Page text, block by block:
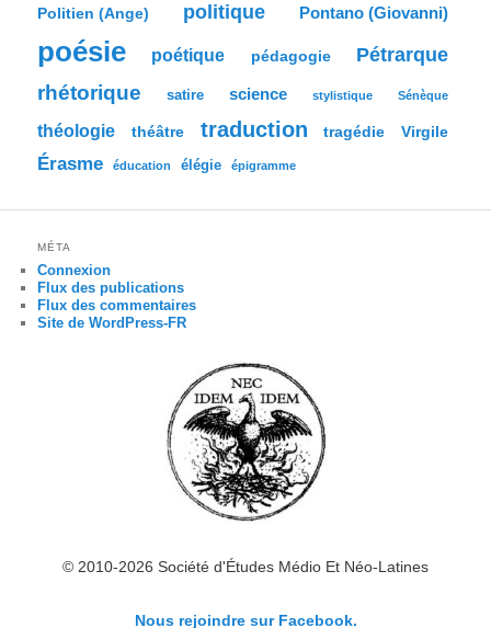
Politien (Ange) politique Pontano (Giovanni)
poésie poétique pédagogie Pétrarque
rhétorique satire science stylistique Sénèque
théologie théâtre traduction tragédie Virgile
Érasme éducation élégie épigramme
MÉTA
Connexion
Flux des publications
Flux des commentaires
Site de WordPress-FR
© 2010-2026 Société d'Études Médio Et Néo-Latines
Nous rejoindre sur Facebook.